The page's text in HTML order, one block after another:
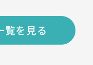
覧を見る